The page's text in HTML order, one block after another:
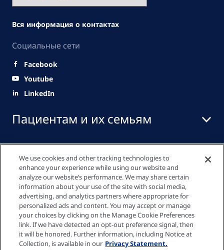
Пациентам и их семьям
Профессионалы
здравоохранения
Медиа центр
Вся информация о контактах
Социальные сети
Facebook
Youtube
LinkedIn
We use cookies and other tracking technologies to
enhance your experience while using our website and
analyze our website’s performance. We may share certain
information about your use of the site with social media,
advertising, and analytics partners where appropriate for
personalized ads and content. You may accept or manage
your choices by clicking on the Manage Cookie Preferences
link. If we have detected an opt-out preference signal, then
it will be honored. Further information, including Notice at
Collection, is available in our Privacy Statement.